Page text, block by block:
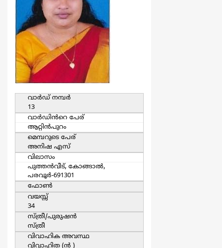
വാര്‍ഡ്‌ നമ്പര്‍
13
വാര്‍ഡിൻറെ പേര്
ആറ്റിന്‍പുറം
മെമ്പറുടെ പേര്
അനിഷ എസ്
വിലാസം
പുത്തന്‍വീട്, കോങ്ങാല്‍,
പരവൂര്‍-691301
ഫോൺ
വയസ്സ്
34
സ്ത്രീ/പുരുഷന്‍
സ്ത്രീ
വിവാഹിക അവസ്ഥ
വിവാഹിത (ന്‍ )